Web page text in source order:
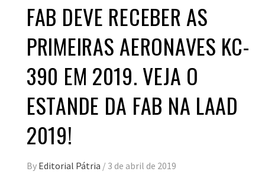
FAB DEVE RECEBER AS
PRIMEIRAS AERONAVES KC-
390 EM 2019. VEJA O
ESTANDE DA FAB NA LAAD
2019!
By Editorial Pátria / 3 de abril de 2019